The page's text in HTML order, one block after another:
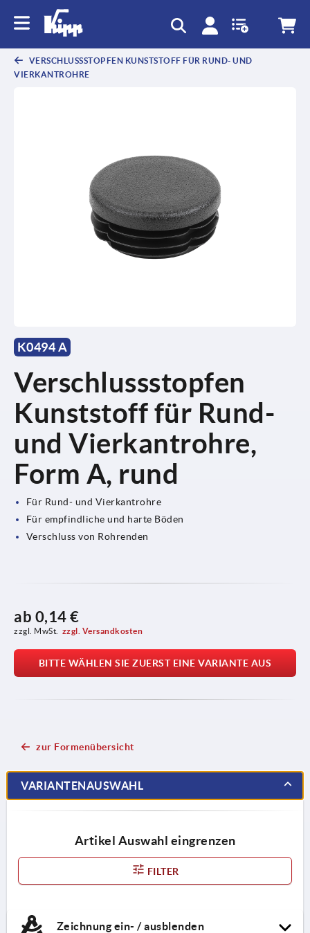
VERSCHLUSSSTOPFEN KUNSTSTOFF FÜR RUND- UND
VIERKANTROHRE
K0494 A
Verschlussstopfen
Kunststoff für Rund-
und Vierkantrohre,
Form A, rund
Für Rund- und Vierkantrohre
Für empfindliche und harte Böden
Verschluss von Rohrenden
ab 0,14 €
zzgl. MwSt. zzgl. Versandkosten
BITTE WÄHLEN SIE ZUERST EINE VARIANTE AUS
zur Formenübersicht
VARIANTENAUSWAHL
Artikel Auswahl eingrenzen
FILTER
Zeichnung ein- / ausblenden